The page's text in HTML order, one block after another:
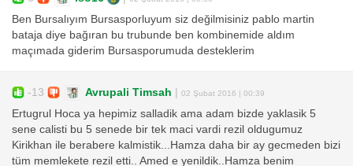
Ben Bursalıyım Bursasporluyum siz değilmisiniz pablo martin
bataja diye bağıran bu trubunde ben kombinemide aldım
maçımada giderim Bursasporumuda desteklerim
-13 Avrupali Timsah 02 Şubat 2016 | 00:39
Ertugrul Hoca ya hepimiz salladik ama adam bizde yaklasik 5
sene calisti bu 5 senede bir tek maci vardi rezil oldugumuz
Kirikhan ile berabere kalmistik...Hamza daha bir ay gecmeden bizi
tüm memlekete rezil etti.. Amed e yenildik..Hamza benim